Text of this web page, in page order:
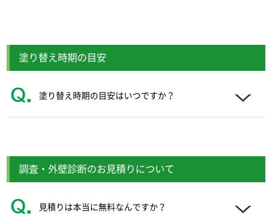
塗り替え時期の目安
塗り替え時期の目安はいつですか？
調査・外壁診断のお見積りについて
見積りは本当に無料なんですか？